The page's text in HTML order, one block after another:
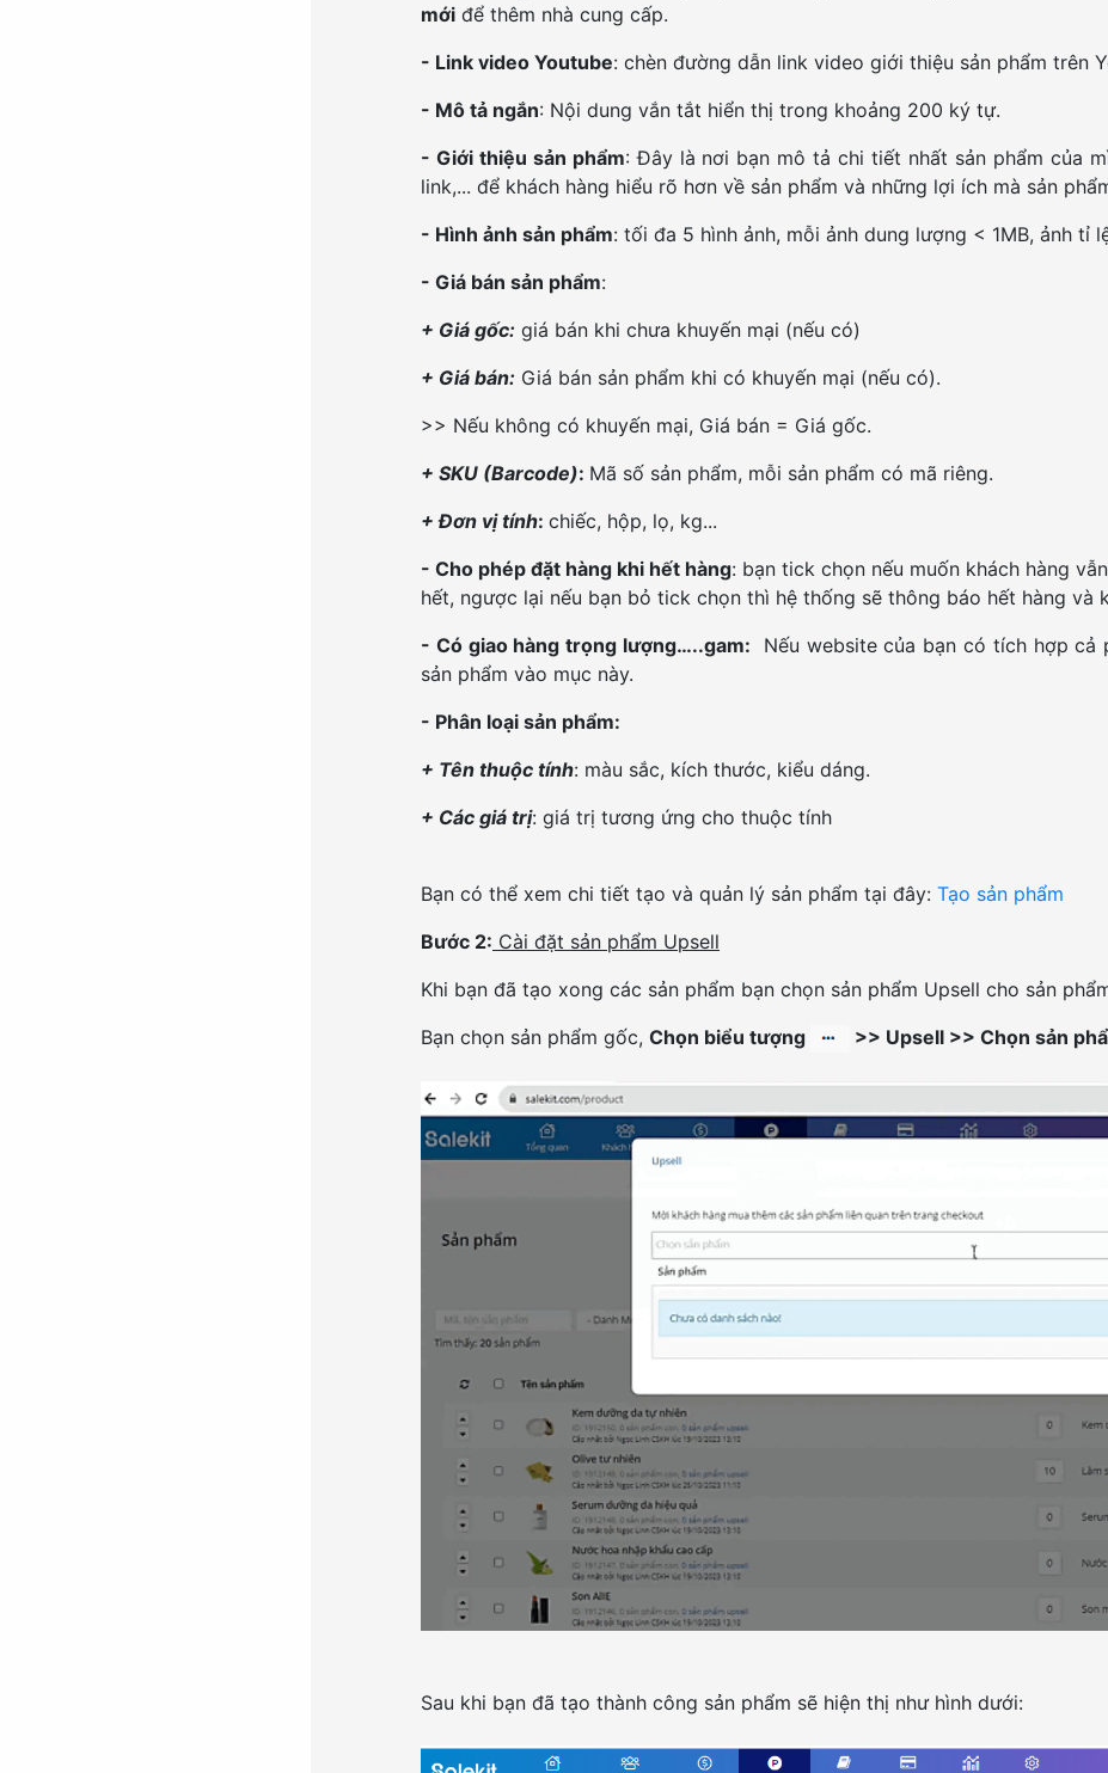
mới để thêm nhà cung cấp.
- Link video Youtube: chèn đường dẫn link video giới thiệu sản phẩm trên
- Mô tả ngắn: Nội dung vắn tắt hiển thị trong khoảng 200 ký tự.
- Giới thiệu sản phẩm: Đây là nơi bạn mô tả chi tiết nhất sản phẩm của
link,... để khách hàng hiểu rõ hơn về sản phẩm và những lợi ích mà sản
- Hình ảnh sản phẩm: tối đa 5 hình ảnh, mỗi ảnh dung lượng < 1MB, ảnh tỉ
- Giá bán sản phẩm:
+ Giá gốc: giá bán khi chưa khuyến mại (nếu có)
+ Giá bán: Giá bán sản phẩm khi có khuyến mại (nếu có).
>> Nếu không có khuyến mại, Giá bán = Giá gốc.
+ SKU (Barcode): Mã số sản phẩm, mỗi sản phẩm có mã riêng.
+ Đơn vị tính: chiếc, hộp, lọ, kg...
- Cho phép đặt hàng khi hết hàng: bạn tick chọn nếu muốn khách hàng
hết, ngược lại nếu bạn bỏ tick chọn thì hệ thống sẽ thông báo hết hàng và
- Có giao hàng trọng lượng…..gam:
Nếu website của bạn có tích hợp cả
sản phẩm vào mục này.
- Phân loại sản phẩm:
+ Tên thuộc tính: màu sắc, kích thước, kiểu dáng.
+ Các giá trị: giá trị tương ứng cho thuộc tính
Bạn có thể xem chi tiết tạo và quản lý sản phẩm tại đây: Tạo sản phẩm
Bước 2: Cài đặt sản phẩm Upsell
Khi bạn đã tạo xong các sản phẩm bạn chọn sản phẩm Upsell cho sản
Bạn chọn sản phẩm gốc, Chọn biểu tượng >> Upsell >> Chọn sản
Sau khi bạn đã tạo thành công sản phẩm sẽ hiện thị như hình dưới: